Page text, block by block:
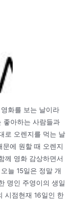
화를 보는 날이라
좋아하는 사람들과
로 오렌지를 먹는 날
에 원할 때 오렌지
께 영화 감상하면서
늘 15일은 정말 개
명인 주영이의 생일
시점현재 16일인 한